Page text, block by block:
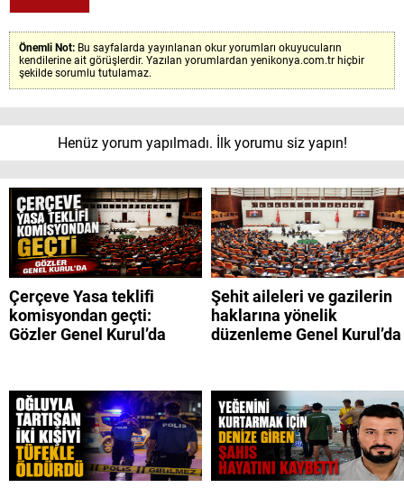
Önemli Not: Bu sayfalarda yayınlanan okur yorumları okuyucuların
kendilerine ait görüşlerdir. Yazılan yorumlardan yenikonya.com.tr hiçbir
şekilde sorumlu tutulamaz.
Henüz yorum yapılmadı. İlk yorumu siz yapın!
Çerçeve Yasa teklifi
komisyondan geçti:
Gözler Genel Kurul’da
Şehit aileleri ve gazilerin
haklarına yönelik
düzenleme Genel Kurul’da